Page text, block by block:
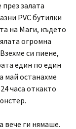
залата
PVC бутилки
на Маги, където
огромна
си пиене,
един по един
май останахме
часа откакто
вече ги нямаше.